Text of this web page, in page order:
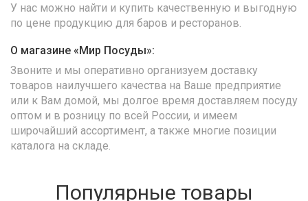
У нас можно найти и купить качественную и выгодную
по цене продукцию для баров и ресторанов.
О магазине «Мир Посуды»:
Звоните и мы оперативно организуем доставку
товаров наилучшего качества на Ваше предприятие
или к Вам домой, мы долгое время доставляем посуду
оптом и в розницу по всей России, и имеем
широчайший ассортимент, а также многие позиции
каталога на складе.
Популярные товары